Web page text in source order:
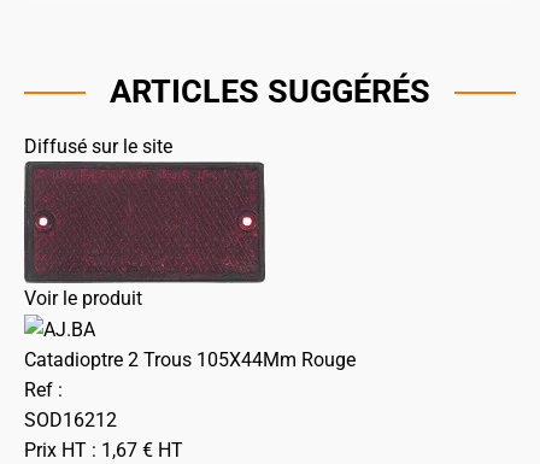
ARTICLES SUGGÉRÉS
Diffusé sur le site
Voir le produit
Catadioptre 2 Trous 105X44Mm Rouge
Ref :
SOD16212
Prix HT : 1,67 € HT